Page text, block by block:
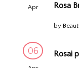
Apr
Rosa
by
06 Rosai